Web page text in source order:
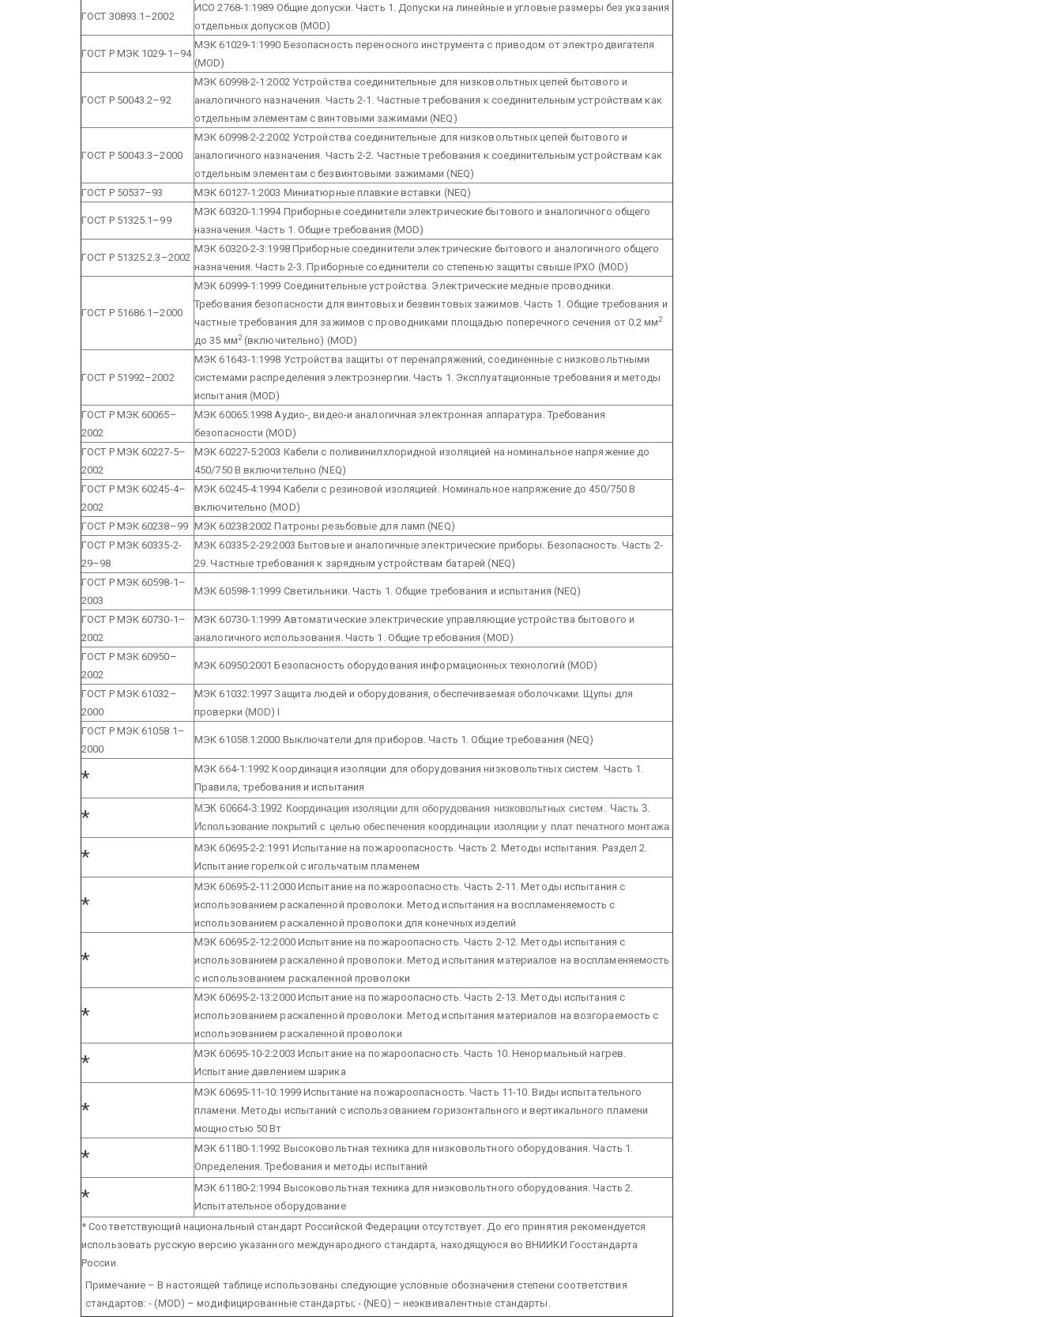
ГОСТ 30893.1–2002
ИСО 2768-1:1989 Общие допуски. Часть 1. Допуски на линейные и угловые размеры без указания
отдельных допусков (MOD)
ГОСТ Р МЭК 1029-1–94
МЭК 61029-1:1990 Безопасность переносного инструмента с приводом от электродвигателя
(MOD)
ГОСТ Р 50043.2–92
МЭК 60998-2-1:2002 Устройства соединительные для низковольтных цепей бытового и
аналогичного назначения. Часть 2-1. Частные требования к соединительным устройствам как
отдельным элементам с винтовыми зажимами (NEQ)
ГОСТ Р 50043.3–2000
МЭК 60998-2-2:2002 Устройства соединительные для низковольтных цепей бытового и
аналогичного назначения. Часть 2-2. Частные требования к соединительным устройствам как
отдельным элементам с безвинтовыми зажимами (NEQ)
ГОСТ Р 50537–93
МЭК 60127-1:2003 Миниатюрные плавкие вставки (NEQ)
ГОСТ Р 51325.1–99
МЭК 60320-1:1994 Приборные соединители электрические бытового и аналогичного общего
назначения. Часть 1. Общие требования (MOD)
ГОСТ Р 51325.2.3–2002
МЭК 60320-2-3:1998 Приборные соединители электрические бытового и аналогичного общего
назначения. Часть 2-3. Приборные соединители со степенью защиты свыше IPXO (MOD)
ГОСТ Р 51686.1–2000
МЭК 60999-1:1999 Соединительные устройства. Электрические медные проводники.
Требования безопасности для винтовых и безвинтовых зажимов. Часть 1. Общие требования и
частные требования для зажимов с проводниками площадью поперечного сечения от 0.2 мм2
до 35 мм2(включительно) (MOD)
ГОСТ Р 51992–2002
МЭК 61643-1:1998 Устройства защиты от перенапряжений, соединенные с низковольтными
системами распределения электроэнергии. Часть 1. Эксплуатационные требования и методы
испытания (MOD)
ГОСТ Р МЭК 60065–
2002
МЭК 60065:1998 Аудио-, видео-и аналогичная электронная аппаратура. Требования
безопасности (MOD)
ГОСТ Р МЭК 60227-5–
2002
МЭК 60227-5:2003 Кабели с поливинилхлоридной изоляцией на номинальное напряжение до
450/750 В включительно (NEQ)
ГОСТ Р МЭК 60245-4–
2002
МЭК 60245-4:1994 Кабели с резиновой изоляцией. Номинальное напряжение до 450/750 В
включительно (MOD)
ГОСТ Р МЭК 60238–99 МЭК 60238:2002 Патроны резьбовые для ламп (NEQ)
ГОСТ Р МЭК 60335-2-
29–98
МЭК 60335-2-29:2003 Бытовые и аналогичные электрические приборы. Безопасность. Часть 2-
29. Частные требования к зарядным устройствам батарей (NEQ)
ГОСТ Р МЭК 60598-1–
2003
МЭК 60598-1:1999 Светильники. Часть 1. Общие требования и испытания (NEQ)
ГОСТ Р МЭК 60730-1–
2002
МЭК 60730-1:1999 Автоматические электрические управляющие устройства бытового и
аналогичного использования. Часть 1. Общие требования (MOD)
ГОСТ Р МЭК 60950–
2002
МЭК 60950:2001 Безопасность оборудования информационных технологий (MOD)
ГОСТ Р МЭК 61032–
2000
МЭК 61032:1997 Защита людей и оборудования, обеспечиваемая оболочками. Щупы для
проверки (MOD) I
ГОСТ Р МЭК 61058.1–
2000
МЭК 61058.1:2000 Выключатели для приборов. Часть 1. Общие требования (NEQ)
*
МЭК 664-1:1992 Координация изоляции для оборудования низковольтных систем. Часть 1.
Правила, требования и испытания
*
МЭК 60664-3:1992 Координация изоляции для оборудования низковольтных систем. Часть 3.
Использование покрытий с целью обеспечения координации изоляции у плат печатного монтажа
*
МЭК 60695-2-2:1991 Испытание на пожароопасность. Часть 2. Методы испытания. Раздел 2.
Испытание горелкой с игольчатым пламенем
*
МЭК 60695-2-11:2000 Испытание на пожароопасность. Часть 2-11. Методы испытания с
использованием раскаленной проволоки. Метод испытания на воспламеняемость с
использованием раскаленной проволоки для конечных изделий
*
МЭК 60695-2-12:2000 Испытание на пожароопасность. Часть 2-12. Методы испытания с
использованием раскаленной проволоки. Метод испытания материалов на воспламеняемость
с использованием раскаленной проволоки
*
МЭК 60695-2-13:2000 Испытание на пожароопасность. Часть 2-13. Методы испытания с
использованием раскаленной проволоки. Метод испытания материалов на возгораемость с
использованием раскаленной проволоки
*
МЭК 60695-10-2:2003 Испытание на пожароопасность. Часть 10. Ненормальный нагрев.
Испытание давлением шарика
*
МЭК 60695-11-10:1999 Испытание на пожароопасность. Часть 11-10. Виды испытательного
пламени. Методы испытаний с использованием горизонтального и вертикального пламени
мощностью 50 Вт
*
МЭК 61180-1:1992 Высоковольтная техника для низковольтного оборудования. Часть 1.
Определения. Требования и методы испытаний
*
МЭК 61180-2:1994 Высоковольтная техника для низковольтного оборудования. Часть 2.
Испытательное оборудование
* Соответствующий национальный стандарт Российской Федерации отсутствует. До его принятия рекомендуется
использовать русскую версию указанного международного стандарта, находящуюся во ВНИИКИ Госстандарта
России.
Примечание – В настоящей таблице использованы следующие условные обозначения степени соответствия
стандартов: - (MOD) – модифицированные стандарты; - (NEQ) – неэквивалентные стандарты.